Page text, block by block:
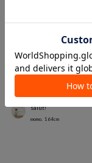
salut!
momo. 164cm